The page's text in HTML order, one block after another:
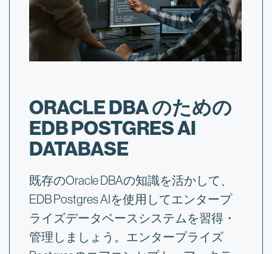
ORACLE DBA のための
EDB POSTGRES AI
DATABASE
既存のOracle DBAの知識を活かして、
EDB Postgres AIを使用してエンタープ
ライズデータベースシステムを習得・
管理しましょう。エンタープライズ